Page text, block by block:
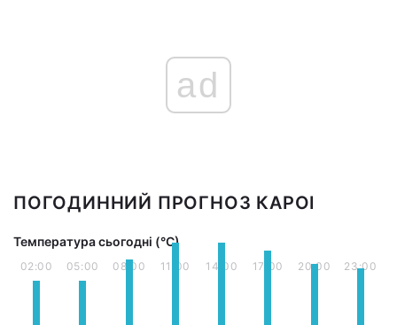
ad
ПОГОДИННИЙ ПРОГНОЗ КАРОІ
Температура сьогодні (°С)
02:00 05:00 08:00 11:00 14:00 17:00 20:00 23:00